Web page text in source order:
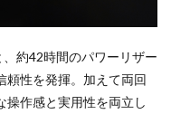
約42時間のパワーリザー
頼性を発揮。加えて両回
操作感と実用性を両立し